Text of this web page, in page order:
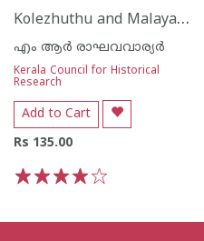
Kolezhuthu and Malayalam Records
എം ആര്‍ രാഘവവാര്യര്‍
Kerala Council for Historical
Research
Add to Cart
Rs 135.00